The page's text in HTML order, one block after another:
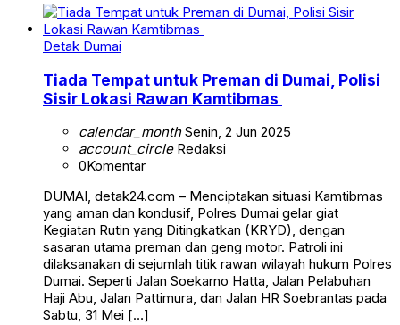
Detak Dumai
Tiada Tempat untuk Preman di Dumai, Polisi
Sisir Lokasi Rawan Kamtibmas
calendar_monthSenin, 2 Jun 2025
account_circleRedaksi
0Komentar
DUMAI, detak24.com – Menciptakan situasi Kamtibmas
yang aman dan kondusif, Polres Dumai gelar giat
Kegiatan Rutin yang Ditingkatkan (KRYD), dengan
sasaran utama preman dan geng motor. Patroli ini
dilaksanakan di sejumlah titik rawan wilayah hukum Polres
Dumai. Seperti Jalan Soekarno Hatta, Jalan Pelabuhan
Haji Abu, Jalan Pattimura, dan Jalan HR Soebrantas pada
Sabtu, 31 Mei […]